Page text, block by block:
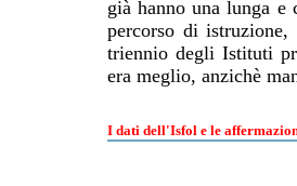
già hanno una lunga
percorso di
triennio degli Istituti
era meglio, anzichè
I dati dell'Isfol e le